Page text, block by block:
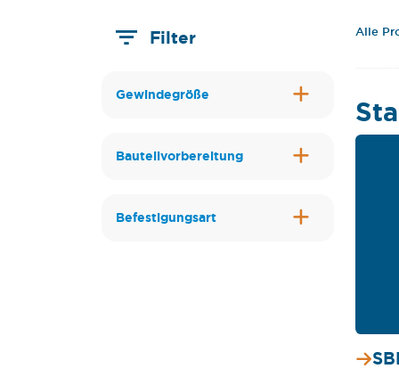
Filter
Gewindegröße
Bauteilvorbereitung
Befestigungsart
Alle